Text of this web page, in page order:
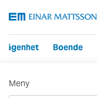
lägenhet Boende
Meny